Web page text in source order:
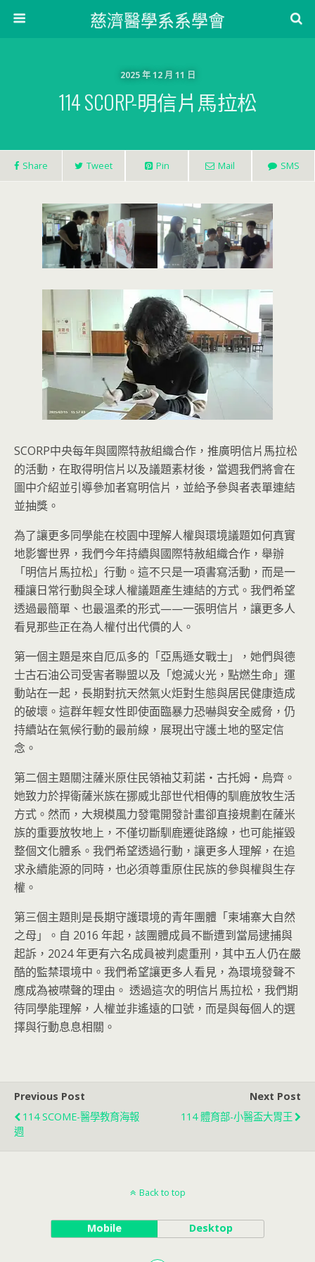
慈濟醫學系系學會
2025 年 12 月 11 日
114 SCORP-明信片馬拉松
Share Tweet Pin Mail SMS
SCORP中央每年與國際特赦組織合作，推廣明信片馬拉松
的活動，在取得明信片以及議題素材後，當週我們將會在
圖中介紹並引導參加者寫明信片，並給予參與者表單連結
並抽獎。
為了讓更多同學能在校園中理解人權與環境議題如何真實
地影響世界，我們今年持續與國際特赦組織合作，舉辦
「明信片馬拉松」行動。這不只是一項書寫活動，而是一
種讓日常行動與全球人權議題產生連結的方式。我們希望
透過最簡單、也最溫柔的形式——一張明信片，讓更多人
看見那些正在為人權付出代價的人。
第一個主題是來自厄瓜多的「亞馬遜女戰士」，她們與德
士古石油公司受害者聯盟以及「熄滅火光，點燃生命」運
動站在一起，長期對抗天然氣火炬對生態與居民健康造成
的破壞。這群年輕女性即使面臨暴力恐嚇與安全威脅，仍
持續站在氣候行動的最前線，展現出守護土地的堅定信
念。
第二個主題關注薩米原住民領袖艾莉諾・古托姆・烏齊。
她致力於捍衛薩米族在挪威北部世代相傳的馴鹿放牧生活
方式。然而，大規模風力發電開發計畫卻直接規劃在薩米
族的重要放牧地上，不僅切斷馴鹿遷徙路線，也可能摧毀
整個文化體系。我們希望透過行動，讓更多人理解，在追
求永續能源的同時，也必須尊重原住民族的參與權與生存
權。
第三個主題則是長期守護環境的青年團體「柬埔寨大自然
之母」。自 2016 年起，該團體成員不斷遭到當局逮捕與
起訴，2024 年更有六名成員被判處重刑，其中五人仍在嚴
酷的監禁環境中。我們希望讓更多人看見，為環境發聲不
應成為被噤聲的理由。 透過這次的明信片馬拉松，我們期
待同學能理解，人權並非遙遠的口號，而是與每個人的選
擇與行動息息相關。
Previous Post
114 SCOME-醫學教育海報
週
Next Post
114 體育部-小醫盃大胃王
Back to top
Mobile Desktop